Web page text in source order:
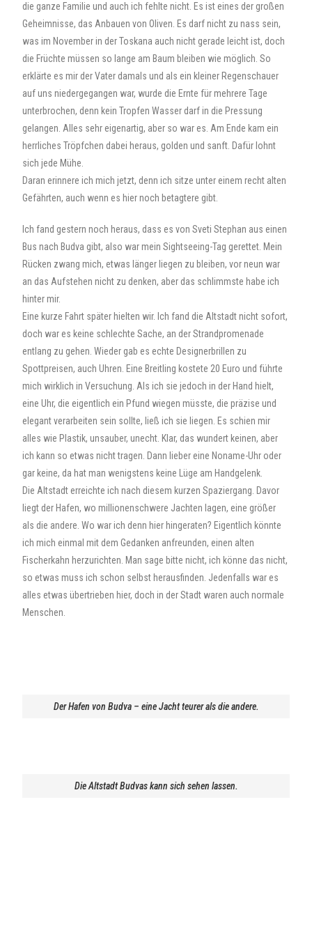
die ganze Familie und auch ich fehlte nicht. Es ist eines der großen
Geheimnisse, das Anbauen von Oliven. Es darf nicht zu nass sein,
was im November in der Toskana auch nicht gerade leicht ist, doch
die Früchte müssen so lange am Baum bleiben wie möglich. So
erklärte es mir der Vater damals und als ein kleiner Regenschauer
auf uns niedergegangen war, wurde die Ernte für mehrere Tage
unterbrochen, denn kein Tropfen Wasser darf in die Pressung
gelangen. Alles sehr eigenartig, aber so war es. Am Ende kam ein
herrliches Tröpfchen dabei heraus, golden und sanft. Dafür lohnt
sich jede Mühe.
Daran erinnere ich mich jetzt, denn ich sitze unter einem recht alten
Gefährten, auch wenn es hier noch betagtere gibt.
Ich fand gestern noch heraus, dass es von Sveti Stephan aus einen
Bus nach Budva gibt, also war mein Sightseeing-Tag gerettet. Mein
Rücken zwang mich, etwas länger liegen zu bleiben, vor neun war
an das Aufstehen nicht zu denken, aber das schlimmste habe ich
hinter mir.
Eine kurze Fahrt später hielten wir. Ich fand die Altstadt nicht sofort,
doch war es keine schlechte Sache, an der Strandpromenade
entlang zu gehen. Wieder gab es echte Designerbrillen zu
Spottpreisen, auch Uhren. Eine Breitling kostete 20 Euro und führte
mich wirklich in Versuchung. Als ich sie jedoch in der Hand hielt,
eine Uhr, die eigentlich ein Pfund wiegen müsste, die präzise und
elegant verarbeiten sein sollte, ließ ich sie liegen. Es schien mir
alles wie Plastik, unsauber, unecht. Klar, das wundert keinen, aber
ich kann so etwas nicht tragen. Dann lieber eine Noname-Uhr oder
gar keine, da hat man wenigstens keine Lüge am Handgelenk.
Die Altstadt erreichte ich nach diesem kurzen Spaziergang. Davor
liegt der Hafen, wo millionenschwere Jachten lagen, eine größer
als die andere. Wo war ich denn hier hingeraten? Eigentlich könnte
ich mich einmal mit dem Gedanken anfreunden, einen alten
Fischerkahn herzurichten. Man sage bitte nicht, ich könne das nicht,
so etwas muss ich schon selbst herausfinden. Jedenfalls war es
alles etwas übertrieben hier, doch in der Stadt waren auch normale
Menschen.
Der Hafen von Budva – eine Jacht teurer als die andere.
Die Altstadt Budvas kann sich sehen lassen.